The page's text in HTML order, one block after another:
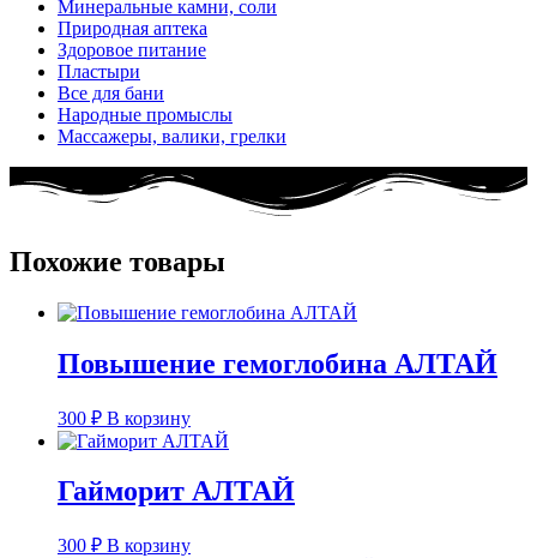
Минеральные камни, соли
Природная аптека
Здоровое питание
Пластыри
Все для бани
Народные промыслы
Массажеры, валики, грелки​
Похожие товары
Повышение гемоглобина АЛТАЙ
300 ₽ В корзину
Гайморит АЛТАЙ
300 ₽ В корзину